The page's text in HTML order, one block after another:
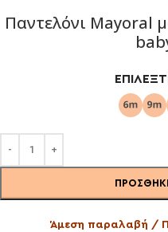
Παντελόνι Mayoral
Άμεση παραλαβή /